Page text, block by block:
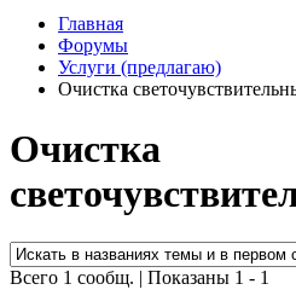
Главная
Форумы
Услуги (предлагаю)
Очистка
Очистка
Всего 1 сообщ. | Показаны 1 - 1